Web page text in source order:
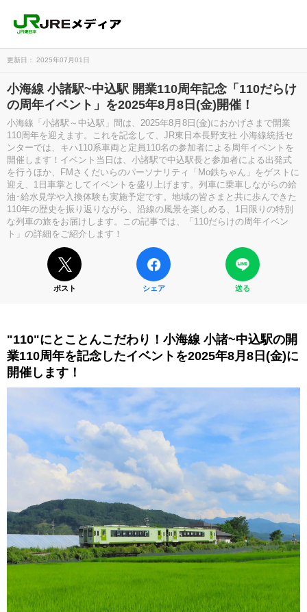
更新日： 2025年07月01日
小海線 小諸駅~中込駅 開業110周年記念「110だらけ
の周年イベント」を2025年8月8日(金)開催！
小海線「小諸駅～中込駅」間は、2025年8月8日(金)におかげさまで開業
110周年を迎えます。これを記念して、JR東日本長野支社 小海線統括セ
ンターでは、キハ110系車両と定員110名の参加者による周年イベントを
開催します！イベント当日は、小諸駅で中込駅長と参加者による出発式
を行うほか、FMさくだいらのパーソナリティ「Mo鉄ちゃん」をゲストに
迎え、1日車掌としてイベントを盛り上げます。列車に乗車しながらの給
油･給水見学や入換体験も実施予定です。地域の皆さまと共に歩んできた
110年の歴史を振り返りながら、沿線の風景を楽しめる、1日限りの特別
な列車の旅をお届けします。この記事では、「110だらけの周年イベン
ト」の詳細をご紹介します！
ポスト シェア 送る
"110"にとことんこだわり！小海線 小諸~中込駅の開
業110周年を記念したイベントを2025年8月8日(金)に
開催します！